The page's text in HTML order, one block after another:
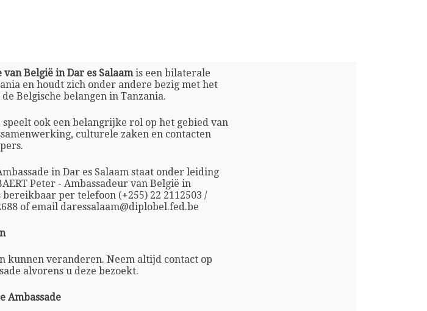
van België in Dar es Salaamis een bilaterale
en houdt zich onder andere bezig met het
Belgische belangen in Tanzania.
speelt ook een belangrijke rol op het gebied van
culturele zaken en contacten
in Dar es Salaam staat onder leiding
Peter - Ambassadeur van België in
bereikbaar per telefoon (+255) 22 2112503 /
of email daressalaam@diplobel.fed.be
kunnen veranderen. Neem altijd contact op
alvorens u deze bezoekt.
Ambassade